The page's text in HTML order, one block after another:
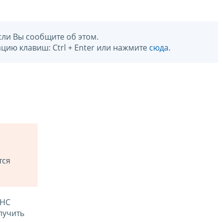
Вы сообщите об этом.
клавиш: Ctrl + Enter или нажмите сюда.